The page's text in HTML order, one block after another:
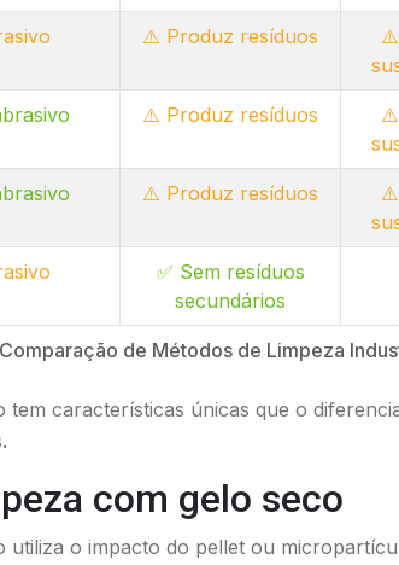
Comparação de Métodos de Limpeza
⚠️ Produz resíduos
⚠️
⚠️ Produz resíduos
⚠️
⚠️ Produz resíduos
⚠️
✅ Sem resíduos
secundários
características únicas que o
com gelo seco
utiliza o impacto do pellet ou